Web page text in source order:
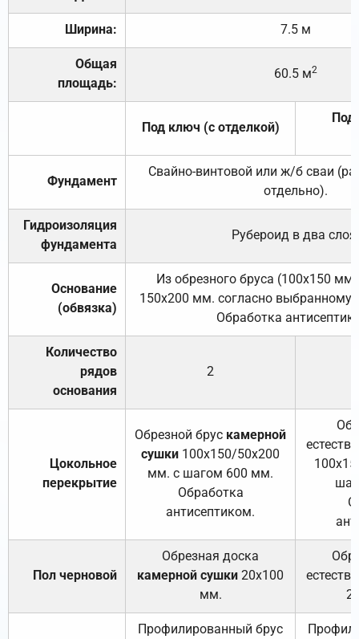
Ширина: 7.5 м
Общая
площадь:
60.5 м2
Под ключ (с отделкой)
Под
Фундамент
Свайно-винтовой или ж/б сваи
отдельно).
Гидроизоляция
фундамента
Рубероид в два слоя.
Основание
(обвязка)
Из обрезного бруса (100х150
150х200 мм. согласно выбранному
Обработка
Количество
рядов
основания
2
Цокольное
перекрытие
Обрезной брус камерной
сушки 100х150/50х200
мм. с шагом 600 мм.
Обработка
антисептиком.
Пол черновой
Обрезная доска
камерной сушки 20х100
мм.
Профилированный брус